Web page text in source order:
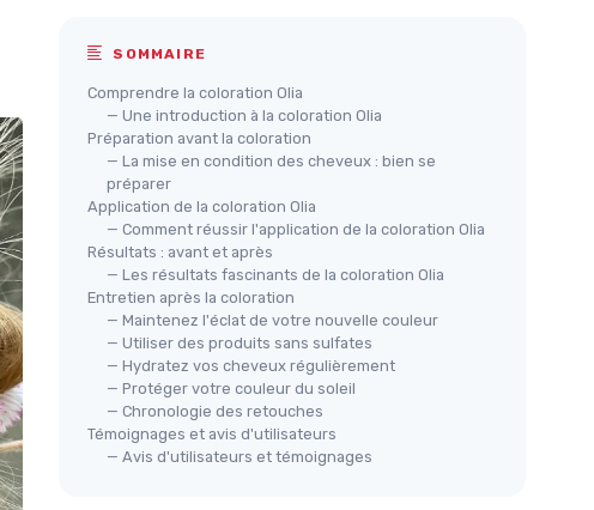
SOMMAIRE
Comprendre la coloration Olia
— Une introduction à la coloration Olia
Préparation avant la coloration
— La mise en condition des cheveux : bien se
préparer
Application de la coloration Olia
— Comment réussir l'application de la coloration Olia
Résultats : avant et après
— Les résultats fascinants de la coloration Olia
Entretien après la coloration
— Maintenez l'éclat de votre nouvelle couleur
— Utiliser des produits sans sulfates
— Hydratez vos cheveux régulièrement
— Protéger votre couleur du soleil
— Chronologie des retouches
Témoignages et avis d'utilisateurs
— Avis d'utilisateurs et témoignages